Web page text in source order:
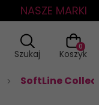
NASZE MARKI
Szukaj Koszyk
0
SoftLine